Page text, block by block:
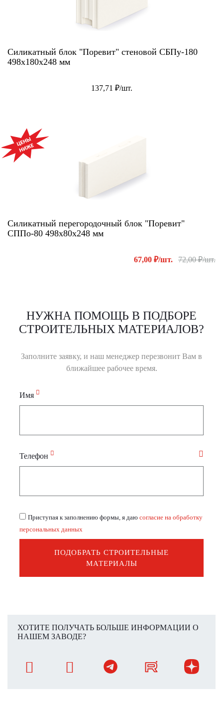
Силикатный блок "Поревит" стеновой СБПу-180
498х180х248 мм
137,71 ₽/шт.
АКЦИЯ!
Силикатный перегородочный блок "Поревит"
СППо-80 498х80х248 мм
67,00 ₽/шт. 72,00 ₽/шт.
НУЖНА ПОМОЩЬ В ПОДБОРЕ
СТРОИТЕЛЬНЫХ МАТЕРИАЛОВ?
Заполните заявку, и наш менеджер перезвонит Вам в
ближайшее рабочее время.
Имя
Телефон
Приступая к заполнению формы, я даю согласие на обработку
персональных данных
ПОДОБРАТЬ СТРОИТЕЛЬНЫЕ
МАТЕРИАЛЫ
ХОТИТЕ ПОЛУЧАТЬ БОЛЬШЕ ИНФОРМАЦИИ О
НАШЕМ ЗАВОДЕ?